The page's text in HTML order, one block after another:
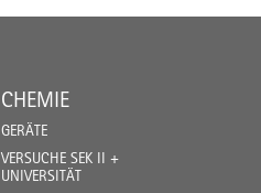
CHEMIE
GERÄTE
VERSUCHE SEK II +
UNIVERSITÄT